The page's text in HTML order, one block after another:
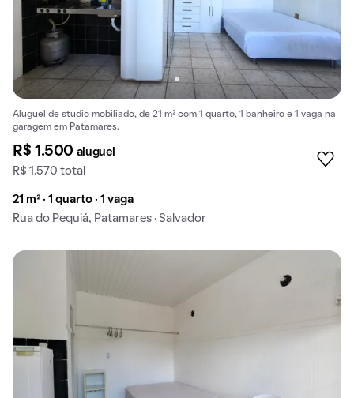
Aluguel de studio mobiliado, de 21 m² com 1 quarto, 1 banheiro e 1 vaga na
garagem em Patamares.
R$ 1.500 aluguel
R$ 1.570 total
21 m² · 1 quarto · 1 vaga
Rua do Pequiá, Patamares · Salvador